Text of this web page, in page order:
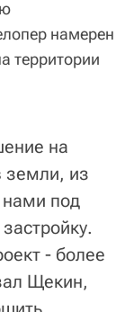
намерен
территории
на
земли, из
нами под
- более
Щекин,